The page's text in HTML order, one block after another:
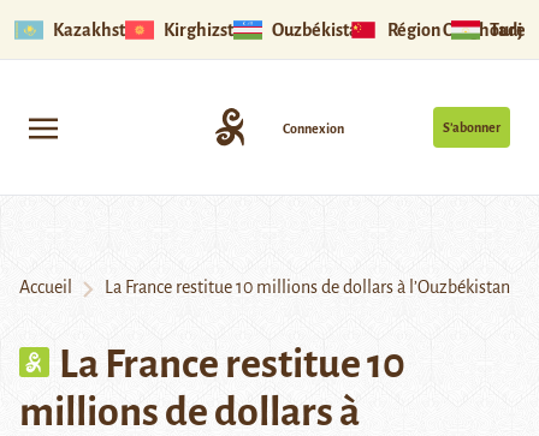
Kazakhstan Kirghizstan Ouzbékistan Région Ouïghoure
S’abonner
Connexion
Accueil La France restitue 10 millions de dollars à l’Ouzbékistan
La France restitue 10
millions de dollars à